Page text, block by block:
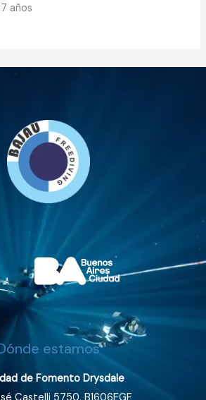
años
estamos
de Fomento Drysdale